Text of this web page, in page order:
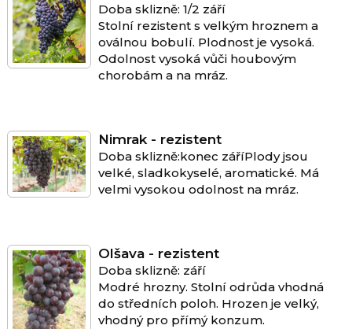
Doba sklizně: 1/2 září
Stolní rezistent s velkým hroznem a
oválnou bobulí. Plodnost je vysoká.
Odolnost vysoká vůči houbovým
chorobám a na mráz.
Nimrak - rezistent
Doba sklizně:konec záříPlody jsou
velké, sladkokyselé, aromatické. Má
velmi vysokou odolnost na mráz.
Olšava - rezistent
Doba sklizně: září
Modré hrozny. Stolní odrůda vhodná
do středních poloh. Hrozen je velký,
vhodný pro přímý konzum.